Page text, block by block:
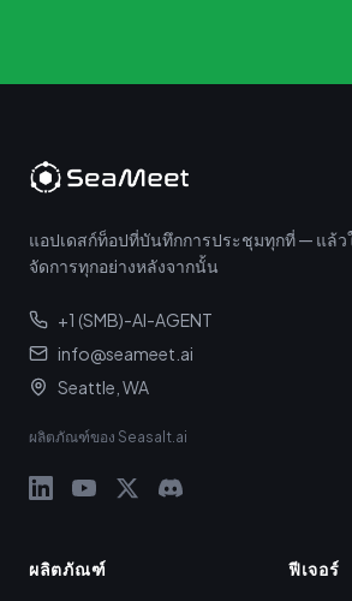
แอปเดสก์ท็อปที่บันทึกการประชุมทุกที่ — แล้ว
จัดการทุกอย่างหลังจากนั้น
+1 (SMB)-AI-AGENT
info@seameet.ai
Seattle, WA
ผลิตภัณฑ์ของ Seasalt.ai
ผลิตภัณฑ์ ฟีเจอร์